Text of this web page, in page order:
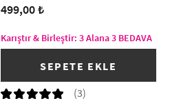
499,00 ₺
Karıştır & Birleştir: 3 Alana 3 BEDAVA
(3)
SEPETE EKLE